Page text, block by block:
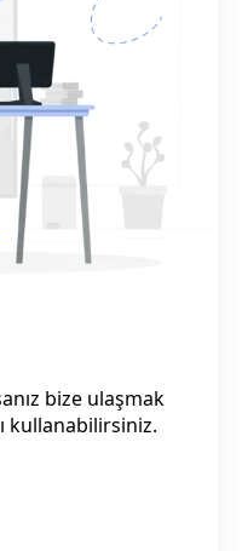
bize ulaşmak
kullanabilirsiniz.